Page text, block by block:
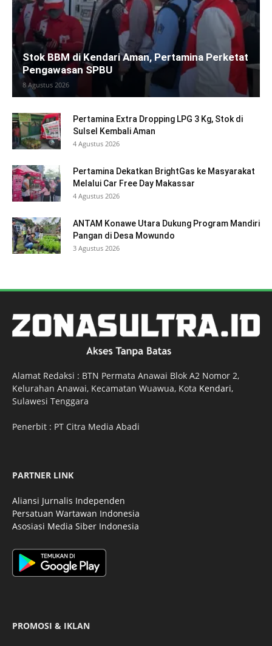
Stok BBM di Kendari Aman, Pertamina Perketat
Pengawasan SPBU
8 Agustus 2026
Pertamina Extra Dropping LPG 3 Kg, Stok di
Sulsel Kembali Aman
4 Agustus 2026
Pertamina Dekatkan BrightGas ke Masyarakat
Melalui Car Free Day Makassar
4 Agustus 2026
ANTAM Konawe Utara Dukung Program Mandiri
Pangan di Desa Mowundo
3 Agustus 2026
Alamat Redaksi : BTN Permata Anawai Blok A2 Nomor 2,
Kelurahan Anawai, Kecamatan Wuawua, Kota Kendari,
Sulawesi Tenggara
Penerbit : PT Citra Media Abadi
PARTNER LINK
Aliansi Jurnalis Independen
Persatuan Wartawan Indonesia
Asosiasi Media Siber Indonesia
PROMOSI & IKLAN